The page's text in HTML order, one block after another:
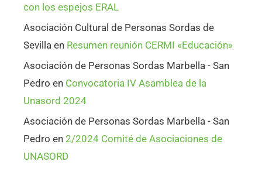
con los espejos ERAL
Asociación Cultural de Personas Sordas de
Sevilla en Resumen reunión CERMI «Educación»
Asociación de Personas Sordas Marbella - San
Pedro en Convocatoria IV Asamblea de la
Unasord 2024
Asociación de Personas Sordas Marbella - San
Pedro en 2/2024 Comité de Asociaciones de
UNASORD